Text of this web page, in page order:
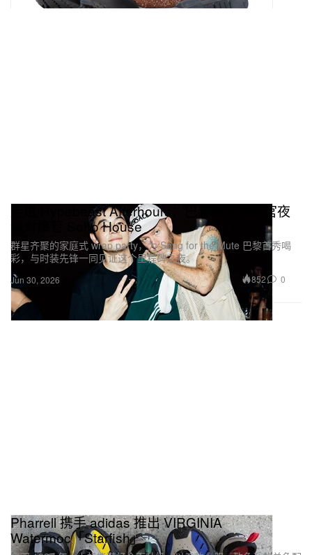
走进 Hypebeast Afterhours：巴黎时装周收官夜
派对接管 Soho House
群星齐聚的家庭式 wrap party，为 Song for the Mute 巴黎首秀喝
彩，与时装先锋一同见证这个里程碑之夜。
Jun 30, 2026 852 0
Pharrell 携手 adidas 推出 VIRGINIA
Watermoc「Starfish」